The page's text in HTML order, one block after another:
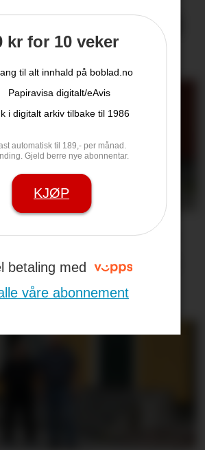
kr for 10 veker
til alt innhald på boblad.no
Papiravisa digitalt/eAvis
i digitalt arkiv tilbake til 1986
automatisk til 189,- per månad.
Gjeld berre nye abonnentar.
KJØP
betaling med
våre abonnement
– Det er utruleg
før studie­start:
leige­­­­bustaden